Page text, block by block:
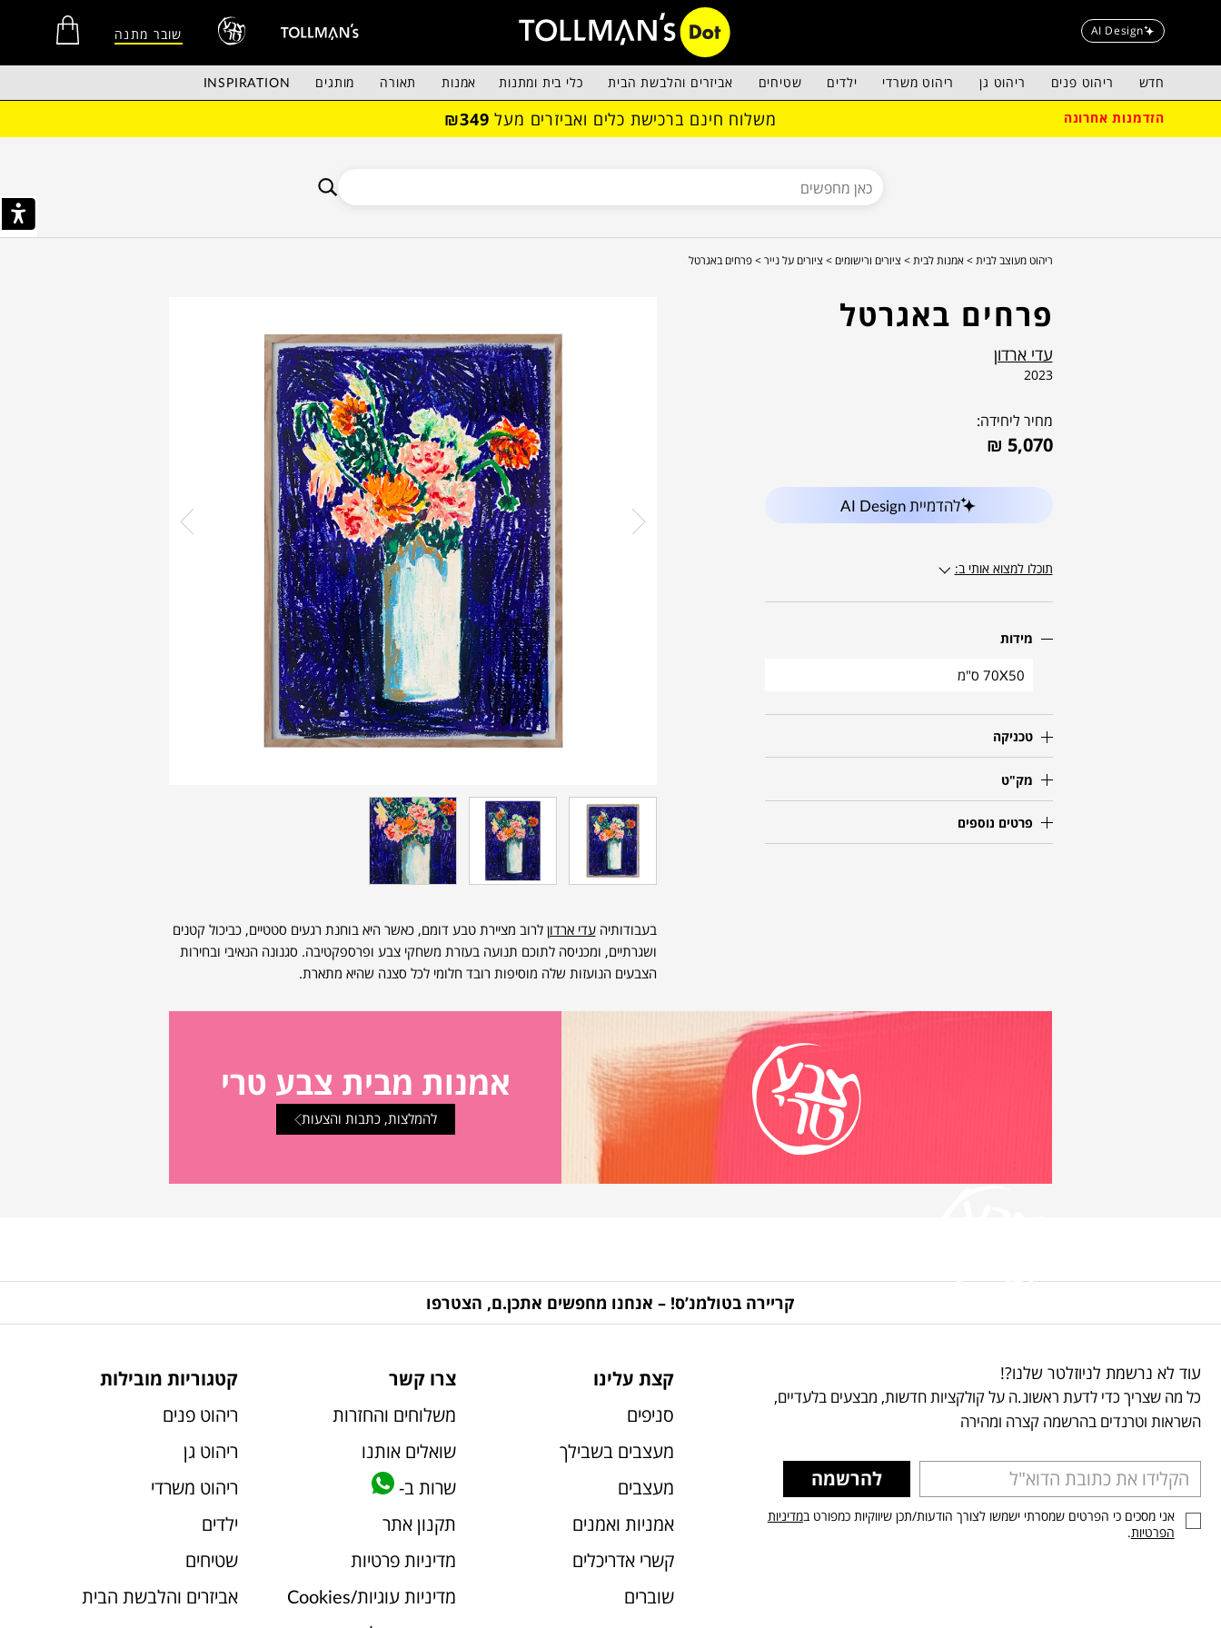
AI Design שובר מתנה
חדש ריהוט פנים ריהוט גן ריהוט משרדי ילדים שטיחים אביזרים והלבשת הבית כלי בית ומתנות אמנות תאורה מותגים INSPIRATION
הזדמנות אחרונה משלוח חינם ברכישת כלים ואביזרים מעל ₪349
ריהוט מעוצב לבית > אמנות לבית > ציורים ורישומים > ציורים על נייר > פרחים באגרטל
פרחים באגרטל
עדי ארדון
2023
מחיר ליחידה:
₪ 5,070
להדמיית AI Design
תוכלו למצוא אותי ב:
מידות
70X50 ס"מ
טכניקה
מק"ט
פרטים נוספים
בעבודותיהעדי ארדון לרוב מציירת טבע דומם, כאשר היא בוחנת רגעים סטטיים, כביכול קטנים
ושגרתיים, ומכניסה לתוכם תנועה בעזרת משחקי צבע ופרספקטיבה. סגנונה הנאיבי ובחירות
הצבעים הנועזות שלה מוסיפות רובד חלומי לכל סצנה שהיא מתארת.
אמנות מבית צבע טרי
להמלצות, כתבות והצעות
קריירה בטולמנ’ס! – אנחנו מחפשים אתכן.ם, הצטרפו
עוד לא נרשמת לניוזלטר שלנו?!
כל מה שצריך כדי לדעת ראשונ.ה על קולקציות חדשות, מבצעים בלעדיים,
השראות וטרנדים בהרשמה קצרה ומהירה
להרשמה
אני מסכים כי הפרטים שמסרתי ישמשו לצורך הודעות/תכן שיווקיות כמפורט במדיניות
הפרטיות.
קצת עלינו
סניפים
מעצבים בשבילך
מעצבים
אמניות ואמנים
קשרי אדריכלים
שוברים
צרו קשר
משלוחים והחזרות
שואלים אותנו
שרות ב-
תקנון אתר
מדיניות פרטיות
מדיניות עוגיות/Cookies
קטגוריות מובילות
ריהוט פנים
ריהוט גן
ריהוט משרדי
ילדים
שטיחים
אביזרים והלבשת הבית